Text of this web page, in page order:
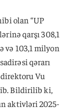
olan “UP
qarşı 308,1
103,1 milyon
qərarı
Vu
Bildirilib ki,
aktivləri 2025-